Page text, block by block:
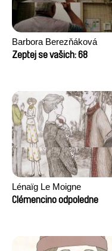
Barbora Berezňáková
Zeptej se vašich: 68
Lénaïg Le Moigne
Clémencino odpoledne